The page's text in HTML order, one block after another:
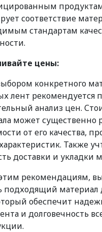
соответствие
стандартам
цены:
конкретного
лент рекомендуется
анализ цен.
может существенно
от его качества,
Также
доставки и укладки
рекомендациям,
подходящий материал
обеспечит
и долговечность